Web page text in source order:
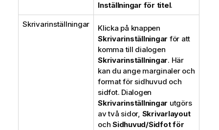
Inställningar för titel.
Skrivarinställningar
Klicka på knappen
Skrivarinställningar för att
komma till dialogen
Skrivarinställningar. Här
kan du ange marginaler och
format för sidhuvud och
sidfot. Dialogen
Skrivarinställningar utgörs
av två sidor, Skrivarlayout
och Sidhuvud/Sidfot för